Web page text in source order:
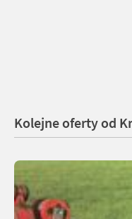
Kolejne oferty od